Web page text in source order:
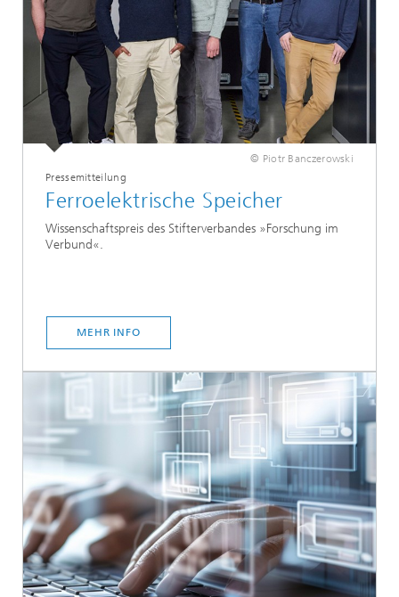
© Piotr Banczerowski
Pressemitteilung
Ferroelektrische Speicher
Wissenschaftspreis des Stifterverbandes »Forschung im
Verbund«.
MEHR INFO